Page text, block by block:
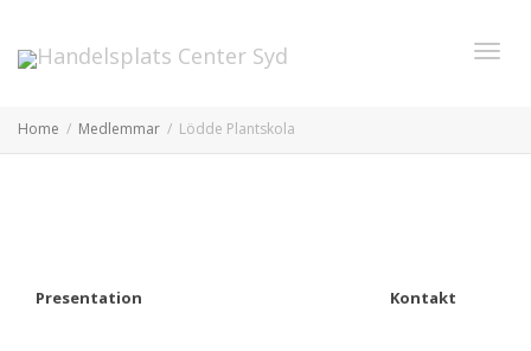
Home Medlemmar Lödde Plantskola
Presentation Kontakt